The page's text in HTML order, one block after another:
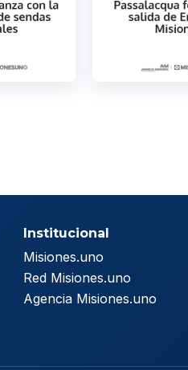
Institucional
Misiones.uno
Red Misiones.uno
Agencia Misiones.uno